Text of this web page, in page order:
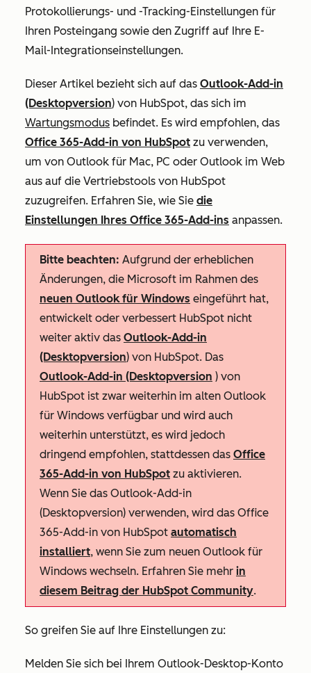
Protokollierungs- und -Tracking-Einstellungen für
Ihren Posteingang sowie den Zugriff auf Ihre E-
Mail-Integrationseinstellungen.
Dieser Artikel bezieht sich auf das Outlook-Add-in
(Desktopversion) von HubSpot, das sich im
Wartungsmodus befindet. Es wird empfohlen, das
Office 365-Add-in von HubSpot zu verwenden,
um von Outlook für Mac, PC oder Outlook im Web
aus auf die Vertriebstools von HubSpot
zuzugreifen. Erfahren Sie, wie Sie die
Einstellungen Ihres Office 365-Add-ins anpassen.
Bitte beachten: Aufgrund der erheblichen
Änderungen, die Microsoft im Rahmen des
neuen Outlook für Windows eingeführt hat,
entwickelt oder verbessert HubSpot nicht
weiter aktiv das Outlook-Add-in
(Desktopversion) von HubSpot. Das
Outlook-Add-in (Desktopversion ) von
HubSpot ist zwar weiterhin im alten Outlook
für Windows verfügbar und wird auch
weiterhin unterstützt, es wird jedoch
dringend empfohlen, stattdessen das Office
365-Add-in von HubSpot zu aktivieren.
Wenn Sie das Outlook-Add-in
(Desktopversion) verwenden, wird das Office
365-Add-in von HubSpot automatisch
installiert, wenn Sie zum neuen Outlook für
Windows wechseln. Erfahren Sie mehr in
diesem Beitrag der HubSpot Community.
So greifen Sie auf Ihre Einstellungen zu:
Melden Sie sich bei Ihrem Outlook-Desktop-Konto